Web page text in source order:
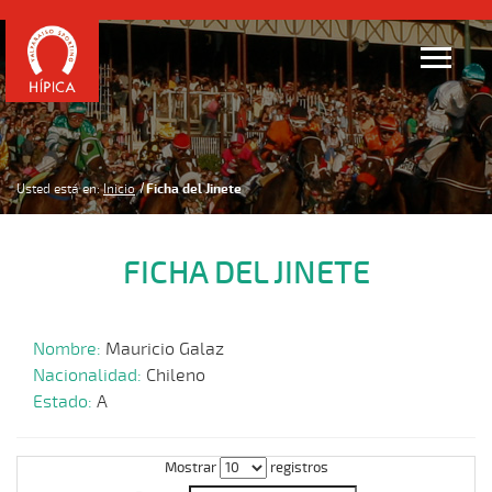
Usted está en: Inicio Ficha del Jinete
FICHA DEL JINETE
Nombre: Mauricio Galaz
Nacionalidad: Chileno
Estado: A
Mostrar
registros